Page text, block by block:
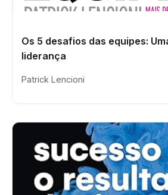
Os 5 desafios das equipes:
liderança
Patrick Lencioni